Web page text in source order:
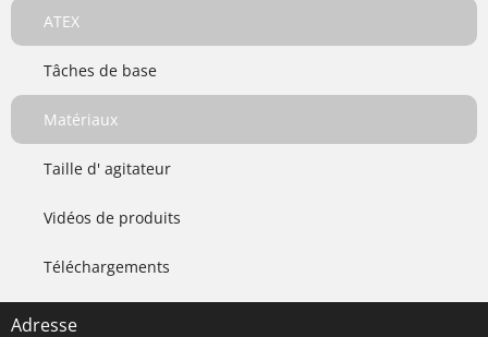
ATEX
Tâches de base
Matériaux
Taille d' agitateur
Vidéos de produits
Téléchargements
Adresse